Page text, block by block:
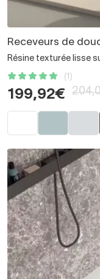
Receveurs de
Résine texturée lisse
(1)
199,92€